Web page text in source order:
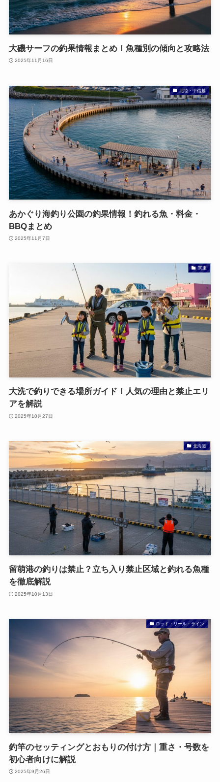
大磯サーフの釣果情報まとめ！魚種別の傾向と攻略法
2025年11月16日
北陸・甲信越
あかぐり海釣り公園の釣果情報！釣れる魚・料金・
BBQまとめ
2025年11月7日
関東
大洗で釣りできる場所ガイド！人気の理由と禁止エリ
アを解説
2025年10月27日
北海道
留萌港の釣りは禁止？立ち入り禁止区域と釣れる魚種
を徹底解説
2025年10月13日
ロッド・リール・ライン
釣竿のセッティングとおもりの付け方｜重さ・号数を
初心者向けに解説
2025年9月26日